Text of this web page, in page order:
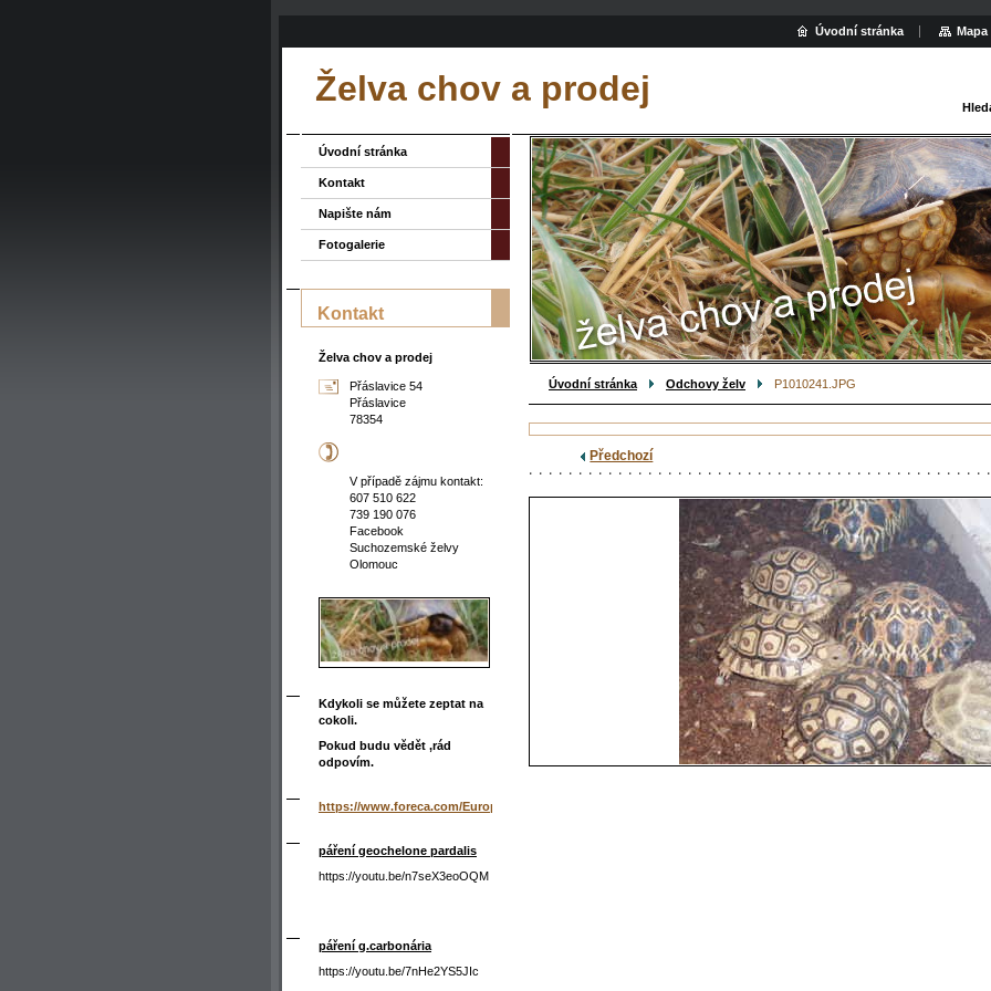
Želva chov a prodej
Úvodní stránka Odchovy želv P1010241.JPG
Předchozí
Úvodní stránka
Kontakt
Napište nám
Fotogalerie
Kontakt
Želva chov a prodej
Přáslavice 54
Přáslavice
78354
V případě zájmu kontakt:
607 510 622
739 190 076
Facebook
Suchozemské želvy
Olomouc
Kdykoli se můžete zeptat na
cokoli.
Pokud budu vědět ,rád
odpovím.
https://www.foreca.com/Europe/Czech_Republic/browse
páření geochelone pardalis
https://youtu.be/n7seX3eoOQM
páření g.carbonária
https://youtu.be/7nHe2YS5JIc
Úvodní stránka